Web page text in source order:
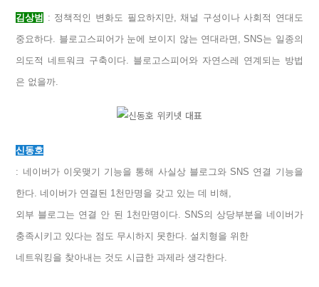
김상범
: 정책적인 변화도 필요하지만, 채널 구성이나 사회적 연대도
중요하다. 블로고스피어가 눈에 보이지 않는 연대라면, SNS는 일종의
의도적 네트워크 구축이다. 블로고스피어와 자연스레 연계되는 방법
은 없을까.
신동호
: 네이버가 이웃맺기 기능을 통해 사실상 블로그와 SNS 연결 기능을
한다. 네이버가 연결된 1천만명을 갖고 있는 데 비해,
외부 블로그는 연결 안 된 1천만명이다. SNS의 상당부분을 네이버가
충족시키고 있다는 점도 무시하지 못한다. 설치형을 위한
네트워킹을 찾아내는 것도 시급한 과제라 생각한다.